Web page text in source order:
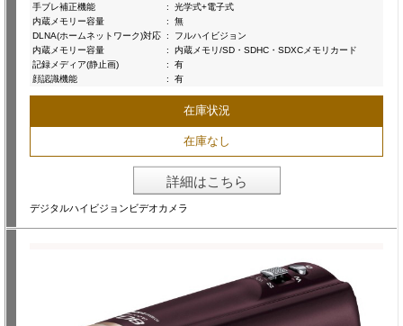
手ブレ補正機能
:
光学式+電子式
内蔵メモリー容量
:
無
DLNA(ホームネットワーク)対応 :
フルハイビジョン
内蔵メモリー容量
:
内蔵メモリ/SD・SDHC・SDXCメモリカード
記録メディア(静止画)
:
有
顔認識機能
: 有
在庫状況
在庫なし
詳細はこちら
デジタルハイビジョンビデオカメラ